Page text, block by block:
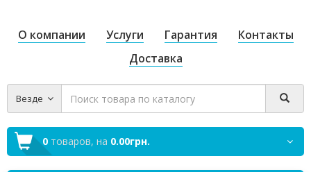
О компании Услуги Гарантия
Контакты
Доставка
Везде
0 товаров, на 0.00грн.